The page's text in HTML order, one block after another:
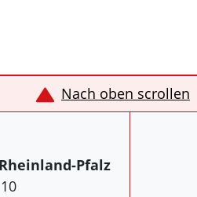
Nach oben scrollen
Pfalz